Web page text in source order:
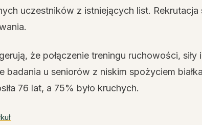
uczestników z istniejących list. Rekrutacja
że połączenie treningu ruchowości, siły
badania u seniorów z niskim spożyciem
76 lat, a 75% było kruchych.